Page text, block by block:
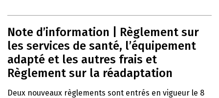
Note d’information | Règlement sur
les services de santé, l’équipement
adapté et les autres frais et
Règlement sur la réadaptation
Deux nouveaux règlements sont entrés en vigueur le 8